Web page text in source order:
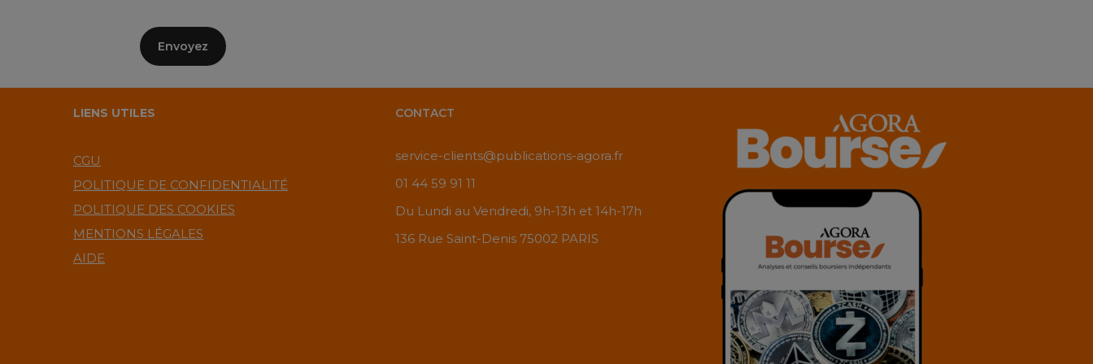
LIENS UTILES
CGU
POLITIQUE DE CONFIDENTIALITÉ
POLITIQUE DES COOKIES
MENTIONS LÉGALES
AIDE
CONTACT
service-clients@publications-agora.fr
01 44 59 91 11
Du Lundi au Vendredi, 9h-13h et 14h-17h
136 Rue Saint-Denis 75002 PARIS